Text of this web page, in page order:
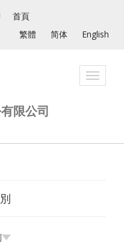
首頁
繁體
简体 English
Toggle
限公司